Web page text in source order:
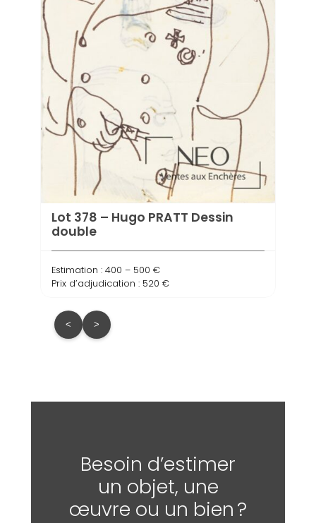
Lot 378 – Hugo PRATT Dessin
double
Estimation : 400 – 500 €
Prix d’adjudication : 520 €
< >
Besoin d’estimer
un objet, une
œuvre ou un bien ?